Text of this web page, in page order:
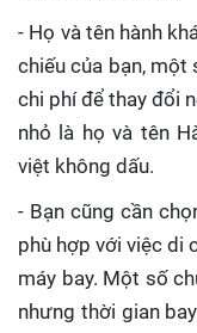
- Họ và tên hành
chiếu của bạn, một
chi phí để thay đổi
nhỏ là họ và tên
việt không dấu.
- Bạn cũng cần
phù hợp với việc di
máy bay. Một số
nhưng thời gian